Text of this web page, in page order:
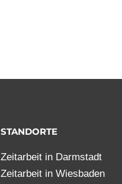
STANDORTE
Zeitarbeit in Darmstadt
Zeitarbeit in Wiesbaden